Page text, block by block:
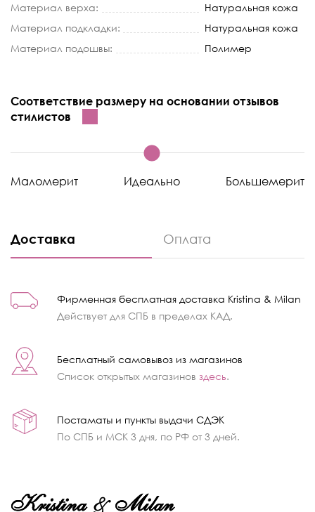
Материал верха:
Натуральная кожа
Материал подкладки:
Натуральная кожа
Материал подошвы:
Полимер
Соответствие размеру на основании отзывов
стилистов
Маломерит Идеально Большемерит
Доставка Оплата
Фирменная бесплатная доставка Kristina & Milan
Действует для СПБ в пределах КАД.
Бесплатный самовывоз из магазинов
Список открытых магазинов здесь.
Постаматы и пункты выдачи СДЭК
По СПБ и МСК 3 дня, по РФ от 3 дней.